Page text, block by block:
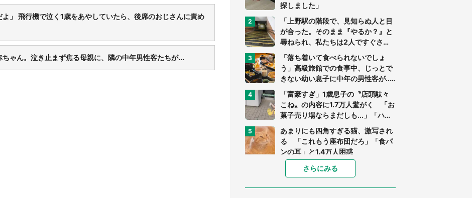
よ」 飛行機で泣く1歳をあやしていたら、後席のおじさんに責め
ゃん。泣き止まず焦る母親に、隣の中年男性客たちが...
探しました」
「上野駅の階段で、見知らぬ人と目
が合った。そのまま『やるか？』と
尋ねられ、私たちは2人ですぐさ
ま...」（茨城県・70代男性）
「落ち着いて食べられないでしょ
う」高級旅館での食事中、じっとで
きない幼い息子に中年の男性客が...
（東京都・40代男性）
「富豪すぎ」1歳息子の〝店頭駄々
こね〟の内容に1.7万人驚がく 「お
菓子売り場ならまだしも...」「ハー
あまりにも四角すぎる猫、激写され
る 「これもう座布団だろ」「食パ
ンの耳」と1.4万人困惑
家に〝デカい蛾〟が居座り続けて3
日間...ビビり続けた住人 判明した
〝まさかの正体〟に14万人も困惑
さらにみる